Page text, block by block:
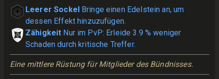
Leerer Sockel Bringe einen Edelstein an, um
dessen Effekt hinzuzufügen.
Zähigkeit Nur im PvP: Erleide 3.9 % weniger
Schaden durch kritische Treffer.
Eine mittlere Rüstung für Mitglieder des Bündnisses.